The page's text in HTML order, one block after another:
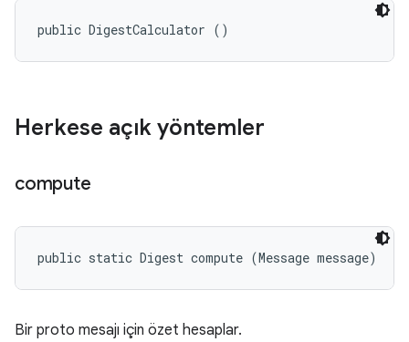
public DigestCalculator ()
Herkese açık yöntemler
compute
public static Digest compute (Message message)
Bir proto mesajı için özet hesaplar.